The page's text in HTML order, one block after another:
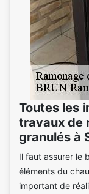
Toutes les
travaux de
granulés à
Il faut assurer le
éléments du
important de